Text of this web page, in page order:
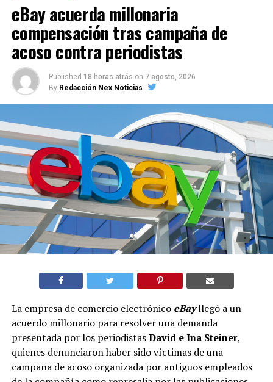
eBay acuerda millonaria
compensación tras campaña de
acoso contra periodistas
Published 18 horas atrás on 7 agosto, 2026
By Redacción Nex Noticias
La empresa de comercio electrónicoeBayllegó a un
acuerdo millonario para resolver una demanda
presentada por los periodistasDavid e Ina Steiner,
quienes denunciaron haber sido víctimas de una
campaña de acoso organizada por antiguos empleados